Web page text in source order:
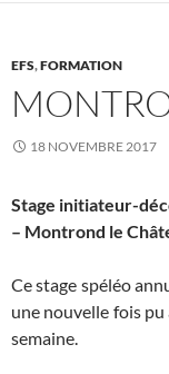
EFS,FORMATION
18 NOVEMBRE 2017
Stage initiateur-
– Montrond le
Ce stage spéléo
une nouvelle fois
semaine.